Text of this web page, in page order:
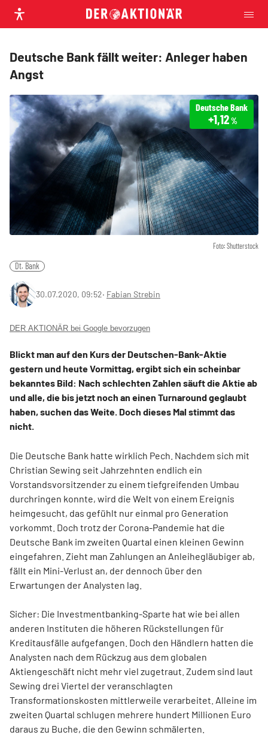
Deutsche Bank fällt weiter: Anleger haben
Angst
Foto: Shutterstock
Deutsche Bank
+1,12%
Dt. Bank
30.07.2020, 09:52‧ Fabian Strebin
DER AKTIONÄR bei Google bevorzugen
Blickt man auf den Kurs der Deutschen-Bank-Aktie
gestern und heute Vormittag, ergibt sich ein scheinbar
bekanntes Bild: Nach schlechten Zahlen säuft die Aktie ab
und alle, die bis jetzt noch an einen Turnaround geglaubt
haben, suchen das Weite. Doch dieses Mal stimmt das
nicht.
Die Deutsche Bank hatte wirklich Pech. Nachdem sich mit
Christian Sewing seit Jahrzehnten endlich ein
Vorstandsvorsitzender zu einem tiefgreifenden Umbau
durchringen konnte, wird die Welt von einem Ereignis
heimgesucht, das gefühlt nur einmal pro Generation
vorkommt. Doch trotz der Corona-Pandemie hat die
Deutsche Bank im zweiten Quartal einen kleinen Gewinn
eingefahren. Zieht man Zahlungen an Anleihegläubiger ab,
fällt ein Mini-Verlust an, der dennoch über den
Erwartungen der Analysten lag.
Sicher: Die Investmentbanking-Sparte hat wie bei allen
anderen Instituten die höheren Rückstellungen für
Kreditausfälle aufgefangen. Doch den Händlern hatten die
Analysten nach dem Rückzug aus dem globalen
Aktiengeschäft nicht mehr viel zugetraut. Zudem sind laut
Sewing drei Viertel der veranschlagten
Transformationskosten mittlerweile verarbeitet. Alleine im
zweiten Quartal schlugen mehrere hundert Millionen Euro
daraus zu Buche, die den Gewinn schmälerten.